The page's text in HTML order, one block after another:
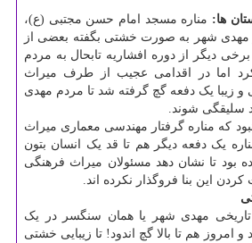
ها: مناره مسجد امام حسن مجتبی (ع)،
مهدی شهر به صورت خشتی بگفته بعضی از
دیگر از دوره افشاریه تابحال به مردم
اما در اقدامی عجیب از طرف میراث
و زیبا یک دفعه گچ گرفته شد تا مردم مهدی
سلیقگی شوند.
نبود که مناره گرفتار مهندسی معماری میراث
یک دفعه دیگر هم تا قد یک انسان بتون
بود تا نشان دهد مسئولان میراث فرهنگی
این بنا فروگذار نکرده اند.
تاریخی مهدی شهر یا همان سنگسر در یک
امروز هم تا بالا گچ اندود! تا زیبایی خشتی